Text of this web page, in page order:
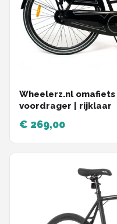
Wheelerz.nl
voordrager | rijklaar
€ 269,00